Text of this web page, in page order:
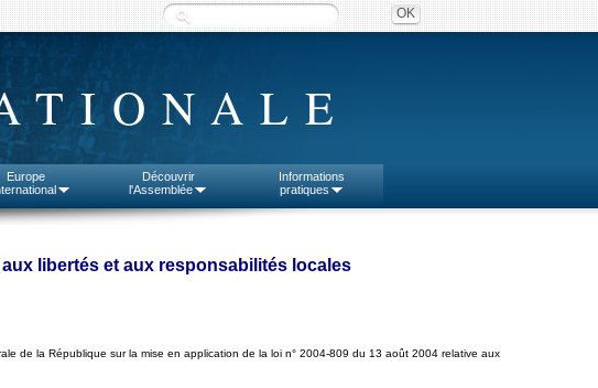
Europe
Découvrir
l'Assemblée
Informations
pratiques
libertés et aux responsabilités locales
de la République sur la mise en application de la loi n° 2004-809 du 13 août 2004 relative aux